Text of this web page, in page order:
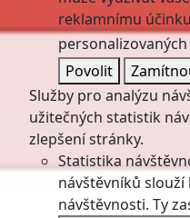
reklamnímu
Povolit
Služby pro analýzu
užitečných statistik
zlepšení stránky.
Statistika
návštěvníků
návštěvnosti. Ty